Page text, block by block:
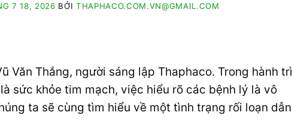
7 18, 2026 BỞI THAPHACO.COM.VN@GMAIL.COM
Văn Thắng, người sáng lập Thaphaco. Trong hành
sức khỏe tim mạch, việc hiểu rõ các bệnh lý là vô
ta sẽ cùng tìm hiểu về một tình trạng rối loạn dẫn